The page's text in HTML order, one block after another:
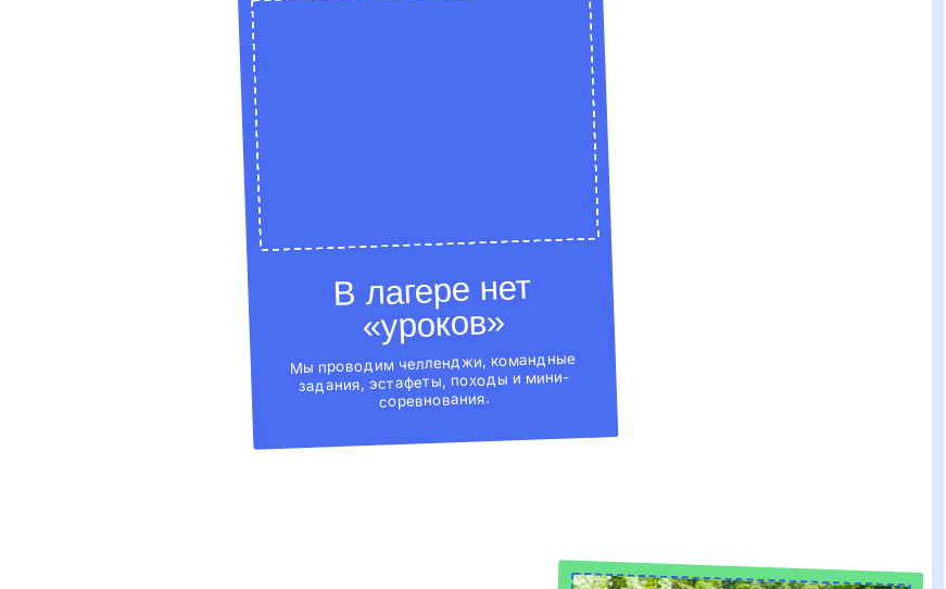
Мы проводим челленджи, командные
задания, эстафеты, походы и мини-
пока родители на работе.